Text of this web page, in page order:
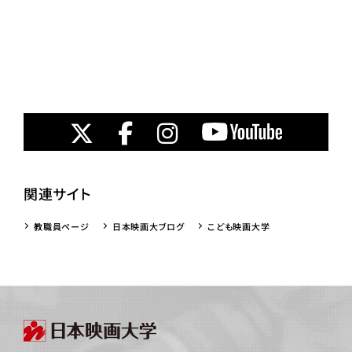
関連サイト
教職員ページ 日本映画大ブログ こども映画大学